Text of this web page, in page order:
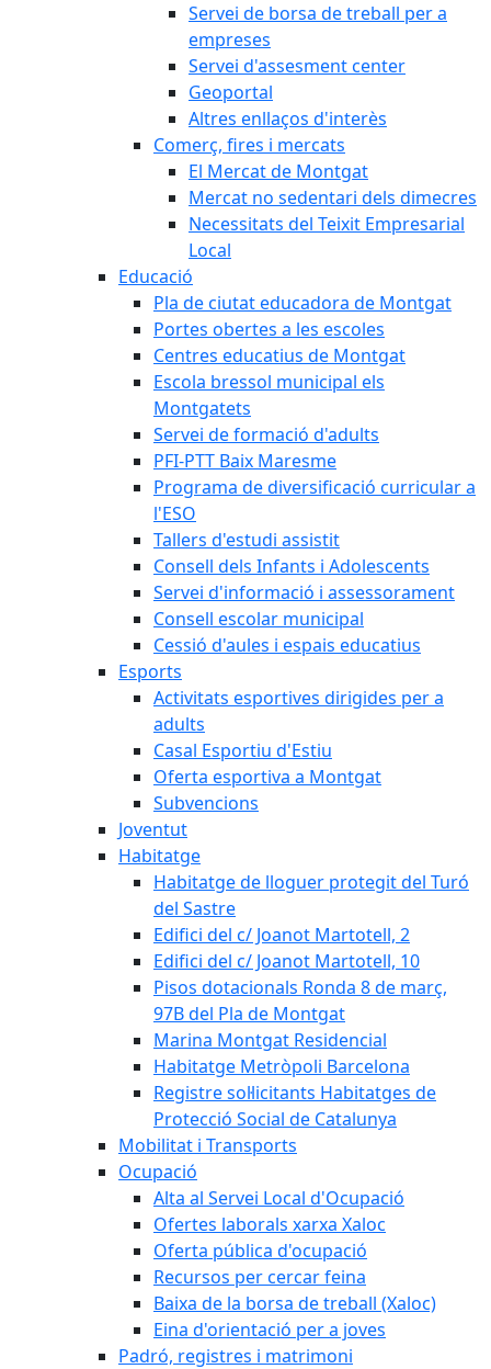
Servei de borsa de treball per a
empreses
Servei d'assesment center
Geoportal
Altres enllaços d'interès
Comerç, fires i mercats
El Mercat de Montgat
Mercat no sedentari dels dimecres
Necessitats del Teixit Empresarial
Local
Educació
Pla de ciutat educadora de Montgat
Portes obertes a les escoles
Centres educatius de Montgat
Escola bressol municipal els
Montgatets
Servei de formació d'adults
PFI-PTT Baix Maresme
Programa de diversificació curricular a
l'ESO
Tallers d'estudi assistit
Consell dels Infants i Adolescents
Servei d'informació i assessorament
Consell escolar municipal
Cessió d'aules i espais educatius
Esports
Activitats esportives dirigides per a
adults
Casal Esportiu d'Estiu
Oferta esportiva a Montgat
Subvencions
Joventut
Habitatge
Habitatge de lloguer protegit del Turó
del Sastre
Edifici del c/ Joanot Martotell, 2
Edifici del c/ Joanot Martotell, 10
Pisos dotacionals Ronda 8 de març,
97B del Pla de Montgat
Marina Montgat Residencial
Habitatge Metròpoli Barcelona
Registre sol·licitants Habitatges de
Protecció Social de Catalunya
Mobilitat i Transports
Ocupació
Alta al Servei Local d'Ocupació
Ofertes laborals xarxa Xaloc
Oferta pública d'ocupació
Recursos per cercar feina
Baixa de la borsa de treball (Xaloc)
Eina d'orientació per a joves
Padró, registres i matrimoni